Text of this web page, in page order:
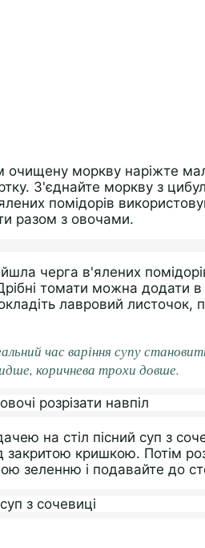
моркву наріжте
З'єднайте моркву з
помідорів
разом з овочами.
черга в'ялених
томати можна додати в
лавровий листочок,
час варіння супу
коричнева трохи довше.
на стіл пісний суп з
закритою кришкою. Потім
зеленню і подавайте до